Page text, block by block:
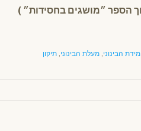
מידת הבינוני, מעלת הבינוני, תיקון